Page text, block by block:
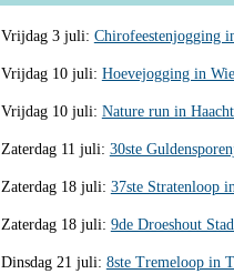
Vrijdag 3 juli: Chirofeestenjogging
Vrijdag 10 juli: Hoevejogging in
Vrijdag 10 juli: Nature run in
Zaterdag 11 juli: 30ste
Zaterdag 18 juli: 37ste Stratenloop
Zaterdag 18 juli: 9de Droeshout
Dinsdag 21 juli: 8ste Tremeloop in